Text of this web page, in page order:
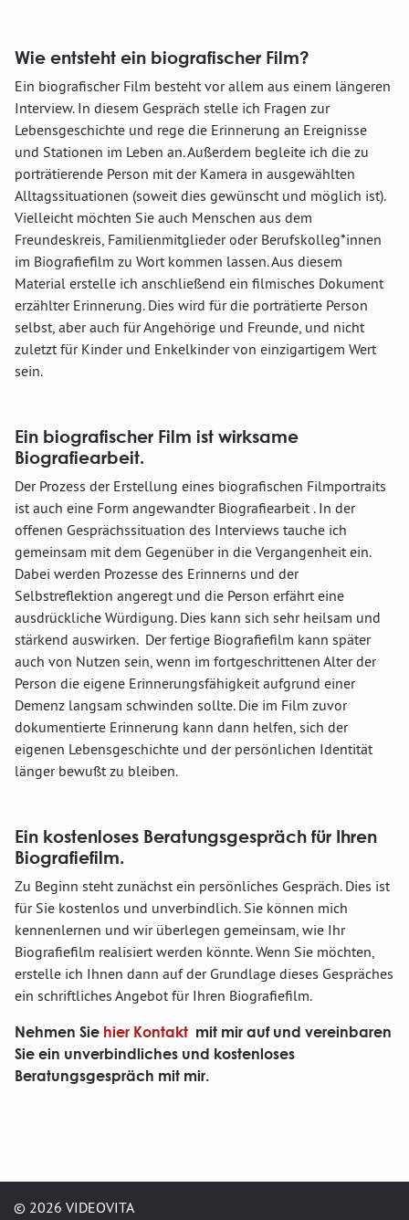
Wie entsteht ein biografischer Film?
Ein biografischer Film besteht vor allem aus einem längeren
Interview. In diesem Gespräch stelle ich Fragen zur
Lebensgeschichte und rege die Erinnerung an Ereignisse
und Stationen im Leben an. Außerdem begleite ich die zu
porträtierende Person mit der Kamera in ausgewählten
Alltagssituationen (soweit dies gewünscht und möglich ist).
Vielleicht möchten Sie auch Menschen aus dem
Freundeskreis, Familienmitglieder oder Berufskolleg*innen
im Biografiefilm zu Wort kommen lassen. Aus diesem
Material erstelle ich anschließend ein filmisches Dokument
erzählter Erinnerung. Dies wird für die porträtierte Person
selbst, aber auch für Angehörige und Freunde, und nicht
zuletzt für Kinder und Enkelkinder von einzigartigem Wert
sein.
Ein biografischer Film ist wirksame
Biografiearbeit.
Der Prozess der Erstellung eines biografischen Filmportraits
ist auch eine Form angewandter Biografiearbeit . In der
offenen Gesprächssituation des Interviews tauche ich
gemeinsam mit dem Gegenüber in die Vergangenheit ein.
Dabei werden Prozesse des Erinnerns und der
Selbstreflektion angeregt und die Person erfährt eine
ausdrückliche Würdigung. Dies kann sich sehr heilsam und
stärkend auswirken. Der fertige Biografiefilm kann später
auch von Nutzen sein, wenn im fortgeschrittenen Alter der
Person die eigene Erinnerungsfähigkeit aufgrund einer
Demenz langsam schwinden sollte. Die im Film zuvor
dokumentierte Erinnerung kann dann helfen, sich der
eigenen Lebensgeschichte und der persönlichen Identität
länger bewußt zu bleiben.
Ein kostenloses Beratungsgespräch für Ihren
Biografiefilm.
Zu Beginn steht zunächst ein persönliches Gespräch. Dies ist
für Sie kostenlos und unverbindlich. Sie können mich
kennenlernen und wir überlegen gemeinsam, wie Ihr
Biografiefilm realisiert werden könnte. Wenn Sie möchten,
erstelle ich Ihnen dann auf der Grundlage dieses Gespräches
ein schriftliches Angebot für Ihren Biografiefilm.
Nehmen Sie hier Kontakt mit mir auf und vereinbaren
Sie ein unverbindliches und kostenloses
Beratungsgespräch mit mir.
© 2026 VIDEOVITA